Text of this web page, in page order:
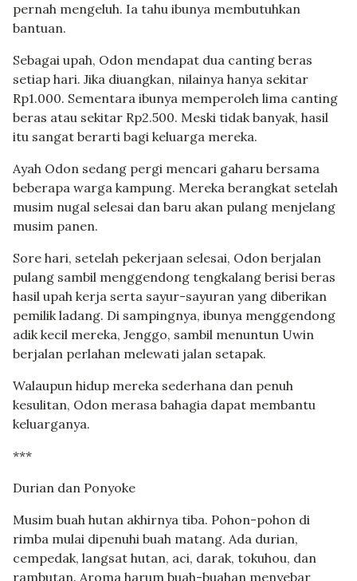
pernah mengeluh. Ia tahu ibunya membutuhkan
bantuan.
Sebagai upah, Odon mendapat dua canting beras
setiap hari. Jika diuangkan, nilainya hanya sekitar
Rp1.000. Sementara ibunya memperoleh lima canting
beras atau sekitar Rp2.500. Meski tidak banyak, hasil
itu sangat berarti bagi keluarga mereka.
Ayah Odon sedang pergi mencari gaharu bersama
beberapa warga kampung. Mereka berangkat setelah
musim nugal selesai dan baru akan pulang menjelang
musim panen.
Sore hari, setelah pekerjaan selesai, Odon berjalan
pulang sambil menggendong tengkalang berisi beras
hasil upah kerja serta sayur-sayuran yang diberikan
pemilik ladang. Di sampingnya, ibunya menggendong
adik kecil mereka, Jenggo, sambil menuntun Uwin
berjalan perlahan melewati jalan setapak.
Walaupun hidup mereka sederhana dan penuh
kesulitan, Odon merasa bahagia dapat membantu
keluarganya.
***
Durian dan Ponyoke
Musim buah hutan akhirnya tiba. Pohon-pohon di
rimba mulai dipenuhi buah matang. Ada durian,
cempedak, langsat hutan, aci, darak, tokuhou, dan
rambutan. Aroma harum buah-buahan menyebar